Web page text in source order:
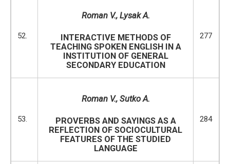
52.
Roman V., Lysak A.
INTERACTIVE METHODS OF
TEACHING SPOKEN ENGLISH IN A
INSTITUTION OF GENERAL
SECONDARY EDUCATION
277
53.
Roman V., Sutko A.
PROVERBS AND SAYINGS AS A
REFLECTION OF SOCIOCULTURAL
FEATURES OF THE STUDIED
LANGUAGE
284